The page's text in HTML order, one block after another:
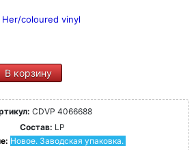
Her/coloured vinyl
В корзину
CDVP 4066688
Состав: LP
Новое. Заводская упаковка.